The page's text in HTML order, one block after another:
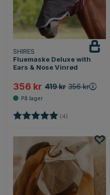
SHIRES
Fluemaske Deluxe with
Ears & Nose Vinrød
356 kr 419 kr 356 kr
Karakter: (4)